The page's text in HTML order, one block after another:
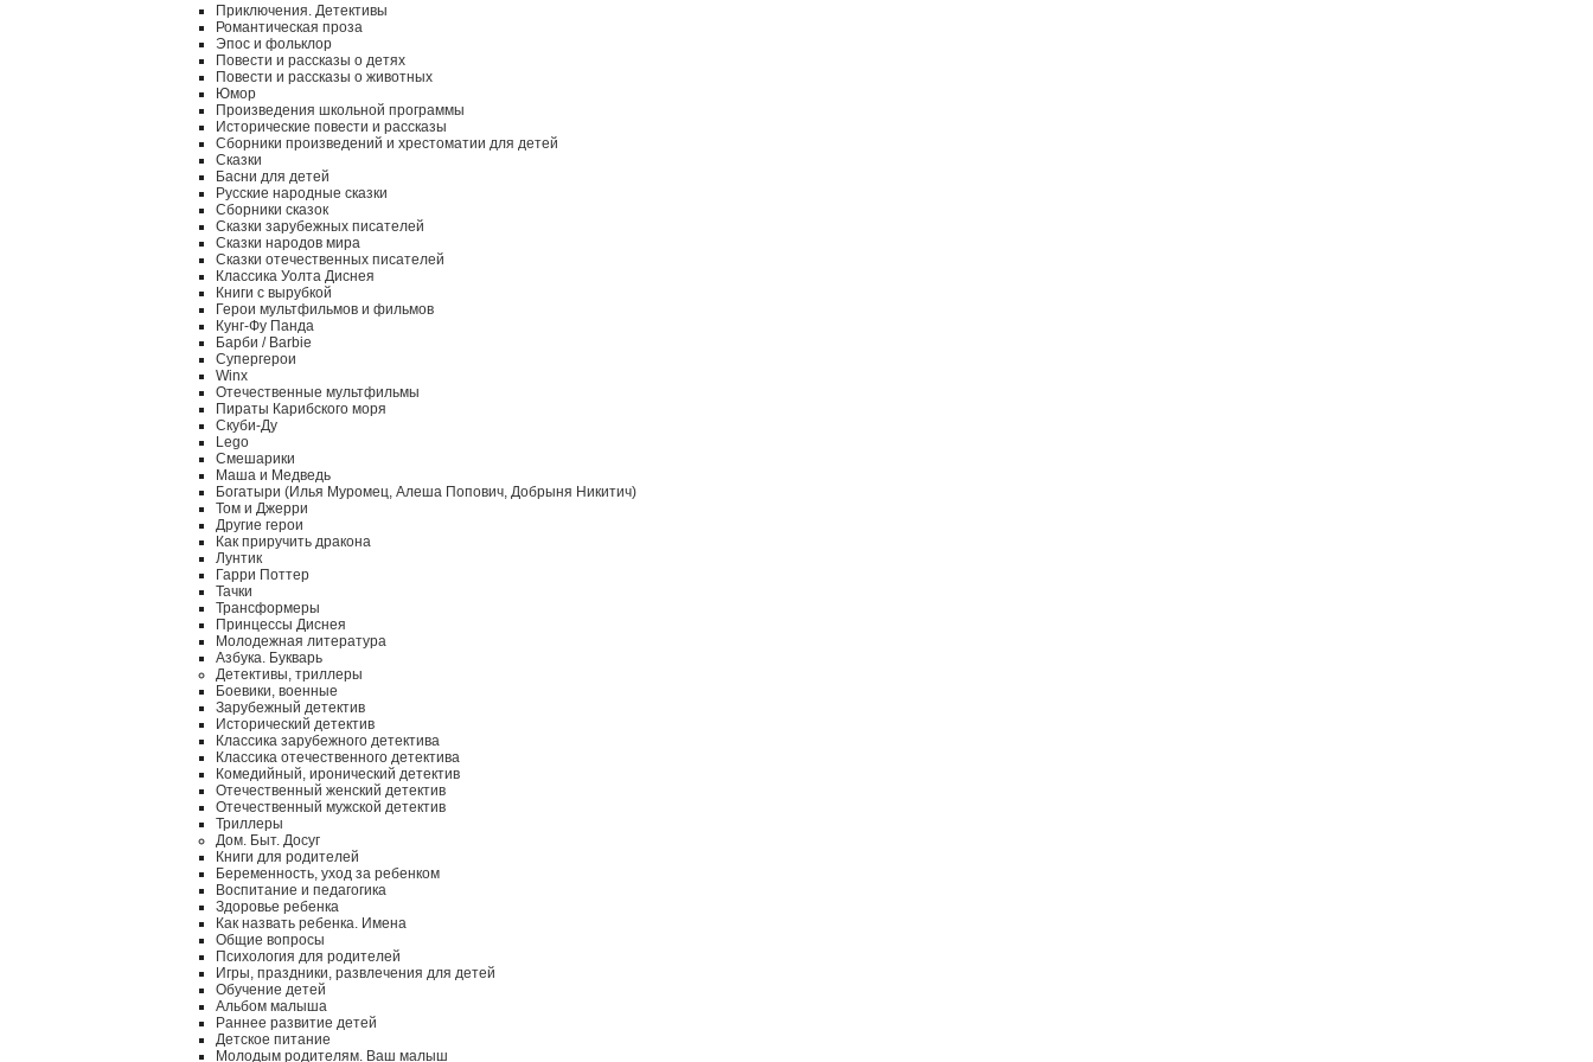
Приключения. Детективы
Романтическая проза
Эпос и фольклор
Повести и рассказы о детях
Повести и рассказы о животных
Юмор
Произведения школьной программы
Исторические повести и рассказы
Сборники произведений и хрестоматии для детей
Сказки
Басни для детей
Русские народные сказки
Сборники сказок
Сказки зарубежных писателей
Сказки народов мира
Сказки отечественных писателей
Классика Уолта Диснея
Книги с вырубкой
Герои мультфильмов и фильмов
Кунг-Фу Панда
Барби / Barbie
Супергерои
Winx
Отечественные мультфильмы
Пираты Карибского моря
Скуби-Ду
Lego
Смешарики
Маша и Медведь
Богатыри (Илья Муромец, Алеша Попович, Добрыня Никитич)
Том и Джерри
Другие герои
Как приручить дракона
Лунтик
Гарри Поттер
Тачки
Трансформеры
Принцессы Диснея
Молодежная литература
Азбука. Букварь
Детективы, триллеры
Боевики, военные
Зарубежный детектив
Исторический детектив
Классика зарубежного детектива
Классика отечественного детектива
Комедийный, иронический детектив
Отечественный женский детектив
Отечественный мужской детектив
Триллеры
Дом. Быт. Досуг
Книги для родителей
Беременность, уход за ребенком
Воспитание и педагогика
Здоровье ребенка
Как назвать ребенка. Имена
Общие вопросы
Психология для родителей
Игры, праздники, развлечения для детей
Обучение детей
Альбом малыша
Раннее развитие детей
Детское питание
Молодым родителям. Ваш малыш